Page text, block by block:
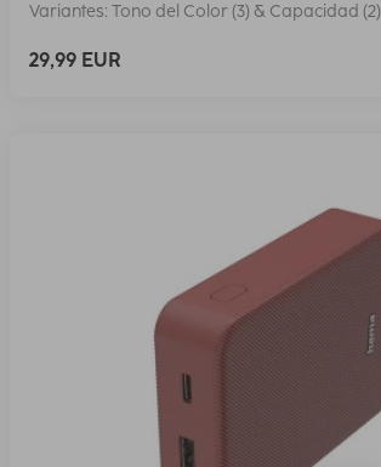
Variantes: Tono del Color (3) & Capacidad (2)
29,99 EUR